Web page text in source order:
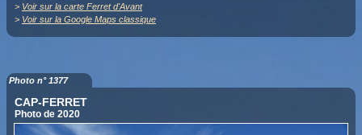
> Voir sur la carte Ferret d'Avant
> Voir sur la Google Maps classique
Photo n° 1377
CAP-FERRET
Photo de 2020